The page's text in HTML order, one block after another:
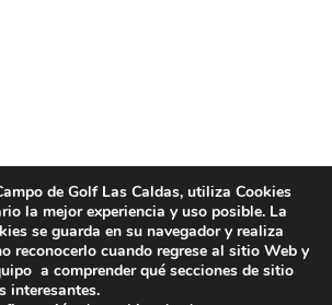
de Golf Las Caldas, utiliza Cookies
la mejor experiencia y uso posible. La
se guarda en su navegador y realiza
reconocerlo cuando regrese al sitio Web y
a comprender qué secciones de sitio
interesantes.